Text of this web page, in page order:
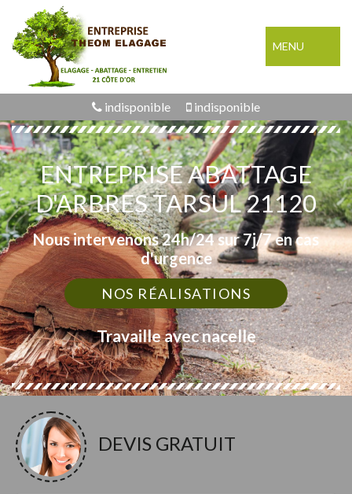
MENU
indisponible indisponible
ENTREPRISE ABATTAGE
D'ARBRES TARSUL 21120
Nous intervenons 24h/24 sur 7j/7 en cas
d'urgence
NOS RÉALISATIONS
Travaille avec nacelle
DEVIS GRATUIT